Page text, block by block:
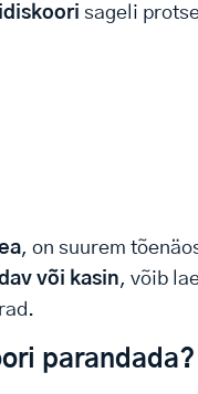
sageli
, on suurem
või kasin, võib
parandada?